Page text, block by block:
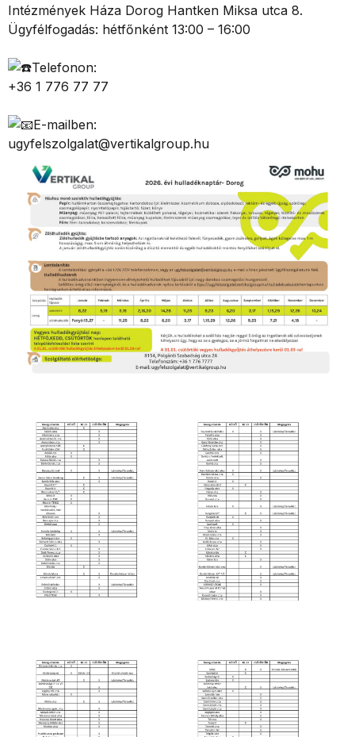
Intézmények Háza Dorog Hantken Miksa utca 8.
Ügyfélfogadás: hétfőnként 13:00 – 16:00
Telefonon:
+36 1 776 77 77
E-mailben:
ugyfelszolgalat@vertikalgroup.hu